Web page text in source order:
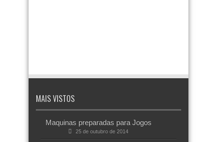
MAIS VISTOS
Maquinas preparadas para Jogos
25 de outubro de 2014